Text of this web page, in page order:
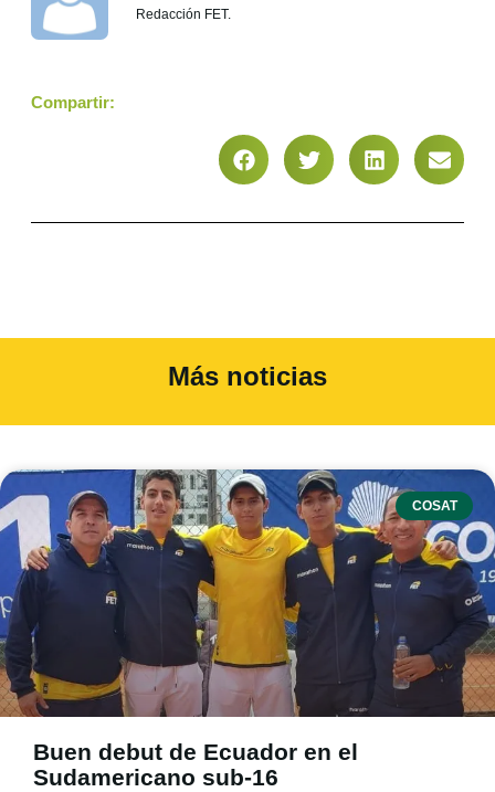
Redacción FET.
Compartir:
Más noticias
COSAT
Buen debut de Ecuador en el
Sudamericano sub-16